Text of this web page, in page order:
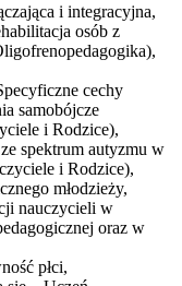
i integracyjna,
osób z
cechy
samobójcze
i Rodzice),
spektrum autyzmu w
i Rodzice),
młodzieży,
nauczycieli w
oraz w
płci,